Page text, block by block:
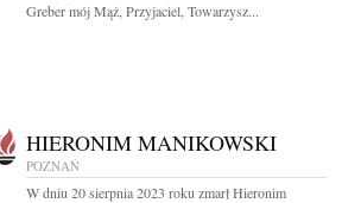
Greber mój Mąż, Przyjaciel, Towarzysz...
HIERONIM MANIKOWSKI
POZNAŃ
W dniu 20 sierpnia 2023 roku zmarł Hieronim